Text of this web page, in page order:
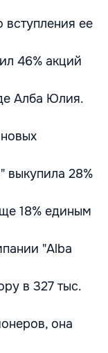
вступления ее
46% акций
Алба Юлия.
выкупила 28%
18% единым
"Alba
в 327 тыс.
она